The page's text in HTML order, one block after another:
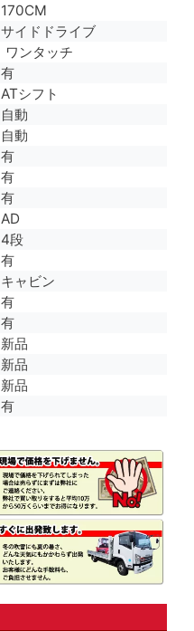
170CM
サイドドライブ
ワンタッチ
有
ATシフト
自動
自動
有
有
有
AD
4段
有
キャビン
有
有
新品
新品
新品
有